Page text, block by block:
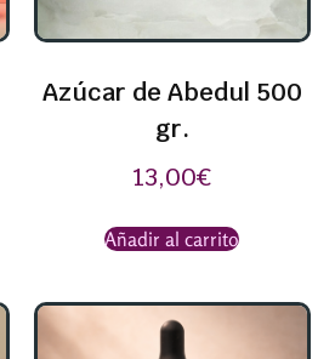
Azúcar de Abedul 500
gr.
13,00€
Añadir al carrito